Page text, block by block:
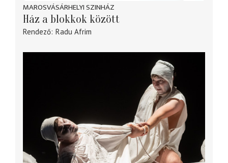
MAROSVÁSÁRHELYI SZINHÁZ
Ház a blokkok között
Rendező Radu Afrim